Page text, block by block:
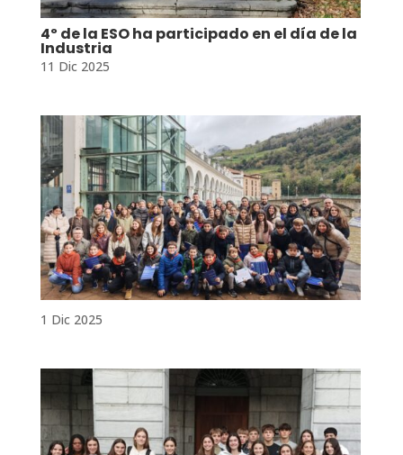
4º de la ESO ha participado en el día de la
Industria
11 Dic 2025
1 Dic 2025